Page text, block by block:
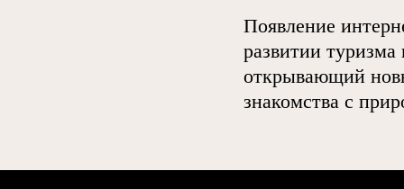
Появление
развитии
открывающий
знакомства с